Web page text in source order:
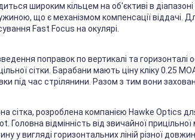
широким кільцем на об'єктиві в
що є механізмом компенсації віддачі.
Fast Focus на окулярі.
поправок по вертикалі та
сітки. Барабани мають ціну кліку 0.25
під час стрілянини. Разом з тим вони
сітка, розроблена компанією Hawke Optics
Головна відмінність від звичайної
у вигляді горизонтальних ліній різної